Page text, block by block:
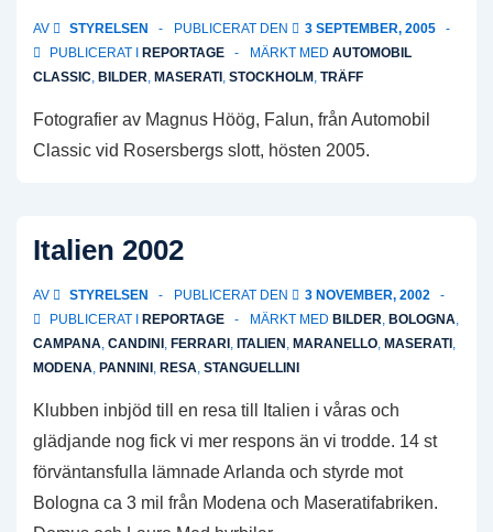
AV STYRELSEN PUBLICERAT DEN
3 SEPTEMBER, 2005
PUBLICERAT I
REPORTAGE MÄRKT MED AUTOMOBIL
CLASSIC, BILDER, MASERATI , STOCKHOLM , TRÄFF
Fotografier av Magnus Höög, Falun, från Automobil
Classic vid Rosersbergs slott, hösten 2005.
Italien 2002
AV STYRELSEN PUBLICERAT DEN
3 NOVEMBER, 2002
PUBLICERAT I
REPORTAGE MÄRKT MED BILDER, BOLOGNA,
CAMPANA, CANDINI , FERRARI , ITALIEN , MARANELLO, MASERATI ,
MODENA, PANNINI , RESA, STANGUELLINI
Klubben inbjöd till en resa till Italien i våras och
glädjande nog fick vi mer respons än vi trodde. 14 st
förväntansfulla lämnade Arlanda och styrde mot
Bologna ca 3 mil från Modena och Maseratifabriken.